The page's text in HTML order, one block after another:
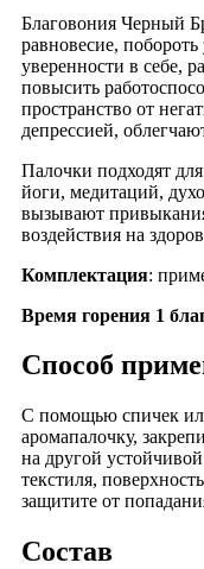
Благовония Черный
равновесие, побороть
уверенности в себе,
повысить
пространство от
депрессией,
Палочки подходят
йоги, медитаций,
вызывают
воздействия на
Комплектация:
Время горения 1
Способ
С помощью спичек
аромапалочку,
на другой
текстиля,
защитите от
Состав